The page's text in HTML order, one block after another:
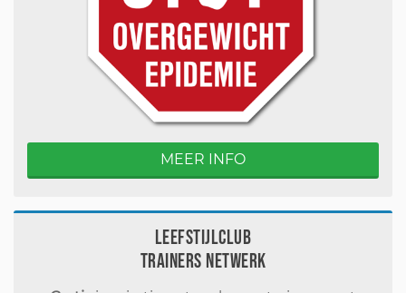
MEER INFO
Leefstijlclub
Trainers Netwerk